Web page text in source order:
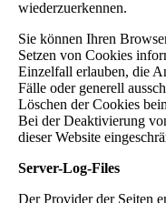
wiederzuerkennen.
Sie können Ihren
Setzen von Cookies
Einzelfall erlauben, die
Fälle oder generell
Löschen der Cookies
Bei der Deaktivierung
dieser Website
Server-Log-Files
Der Provider der Seiten